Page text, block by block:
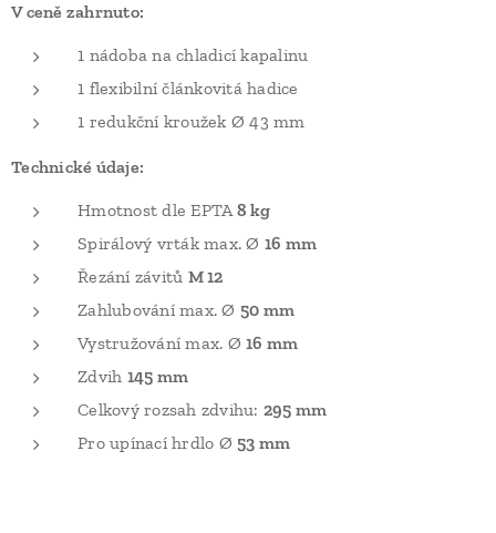
V ceně zahrnuto:
1 nádoba na chladicí kapalinu
1 flexibilní článkovitá hadice
1 redukční kroužek Ø 43 mm
Technické údaje:
Hmotnost dle EPTA8 kg
Spirálový vrták max. Ø 16 mm
Řezání závitů M 12
Zahlubování max. Ø 50 mm
Vystružování max. Ø16 mm
Zdvih 145 mm
Celkový rozsah zdvihu: 295 mm
Pro upínací hrdlo Ø53 mm